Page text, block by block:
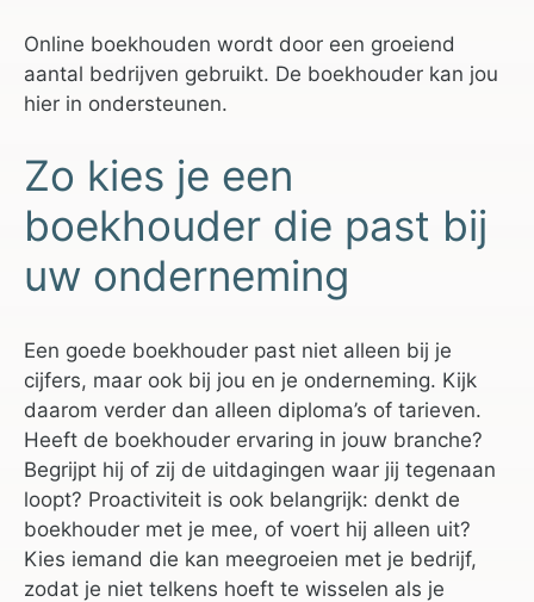
Online boekhouden wordt door een groeiend
aantal bedrijven gebruikt. De boekhouder kan jou
hier in ondersteunen.
Zo kies je een
boekhouder die past bij
uw onderneming
Een goede boekhouder past niet alleen bij je
cijfers, maar ook bij jou en je onderneming. Kijk
daarom verder dan alleen diploma’s of tarieven.
Heeft de boekhouder ervaring in jouw branche?
Begrijpt hij of zij de uitdagingen waar jij tegenaan
loopt? Proactiviteit is ook belangrijk: denkt de
boekhouder met je mee, of voert hij alleen uit?
Kies iemand die kan meegroeien met je bedrijf,
zodat je niet telkens hoeft te wisselen als je